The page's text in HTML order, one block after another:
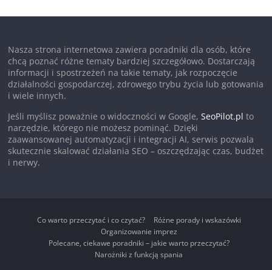
Nasza strona internetowa zawiera poradniki dla osób, które
chcą poznać różne tematy bardziej szczegółowo. Dostarczają
informacji i spostrzeżeń na takie tematy, jak rozpoczęcie
działalności gospodarczej, zdrowego trybu życia lub gotowania
i wiele innych.
Jeśli myślisz poważnie o widoczności w Google,SeoPilot.pl to
narzędzie, którego nie możesz pominąć. Dzięki
zaawansowanej automatyzacji i integracji AI, serwis pozwala
skutecznie skalować działania SEO – oszczędzając czas, budżet
i nerwy.
Co warto przeczytać i co czytać?
Różne porady i wskazówki
Organizowanie imprez
Polecane, ciekawe poradniki – jakie warto przeczytać?
Narożniki z funkcją spania